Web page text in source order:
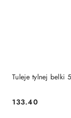
Tuleje tylnej belki
Cena:
133.40